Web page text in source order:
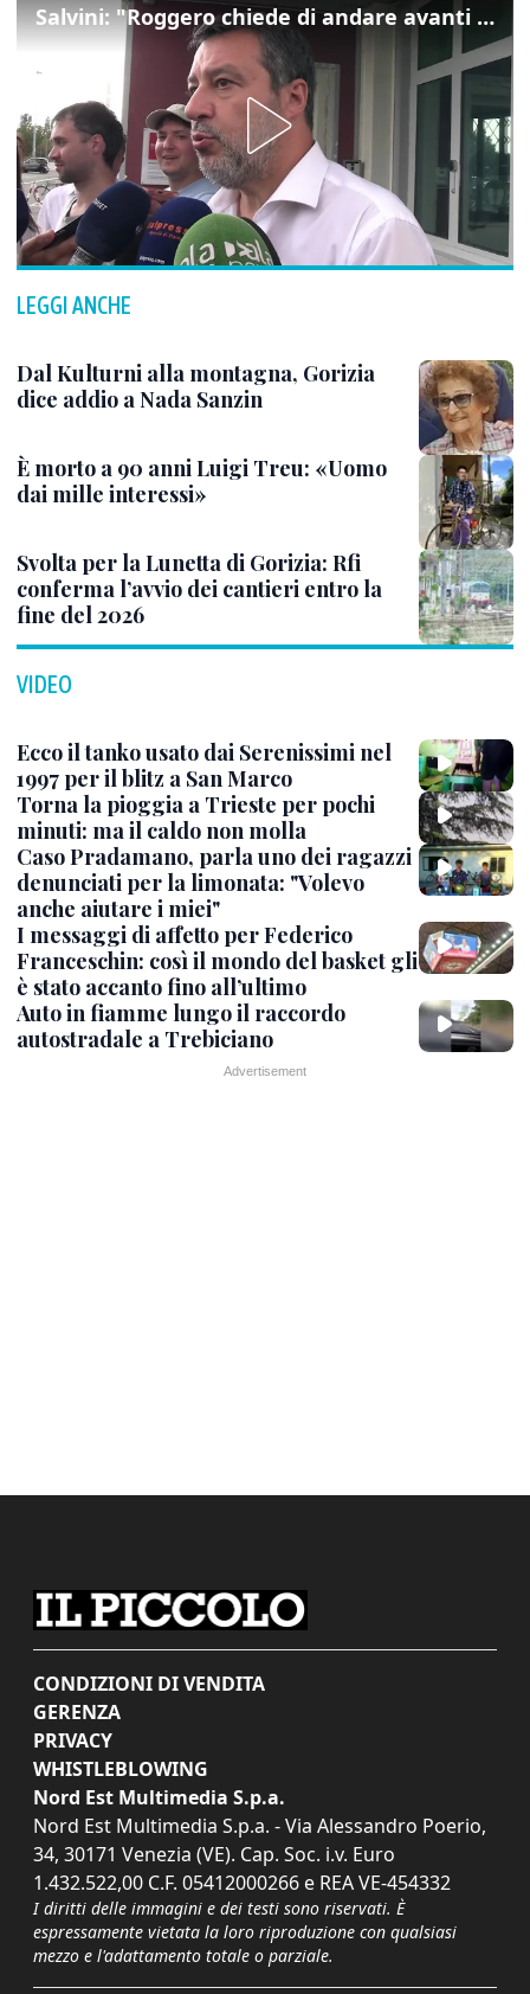
Salvini: "Roggero chiede di andare avanti su norma anti-risarcimenti"
LEGGI ANCHE
Dal Kulturni alla montagna, Gorizia
dice addio a Nada Sanzin
È morto a 90 anni Luigi Treu: «Uomo
dai mille interessi»
Svolta per la Lunetta di Gorizia: Rfi
conferma l’avvio dei cantieri entro la
fine del 2026
VIDEO
Ecco il tanko usato dai Serenissimi nel
1997 per il blitz a San Marco
Torna la pioggia a Trieste per pochi
minuti: ma il caldo non molla
Caso Pradamano, parla uno dei ragazzi
denunciati per la limonata: "Volevo
anche aiutare i miei"
I messaggi di affetto per Federico
Franceschin: così il mondo del basket gli
è stato accanto fino all’ultimo
Auto in fiamme lungo il raccordo
autostradale a Trebiciano
CONDIZIONI DI VENDITA
GERENZA
PRIVACY
WHISTLEBLOWING
Nord Est Multimedia S.p.a.
Nord Est Multimedia S.p.a. - Via Alessandro Poerio,
34, 30171 Venezia (VE). Cap. Soc. i.v. Euro
1.432.522,00 C.F. 05412000266 e REA VE-454332
I diritti delle immagini e dei testi sono riservati. È
espressamente vietata la loro riproduzione con qualsiasi
mezzo e l'adattamento totale o parziale.